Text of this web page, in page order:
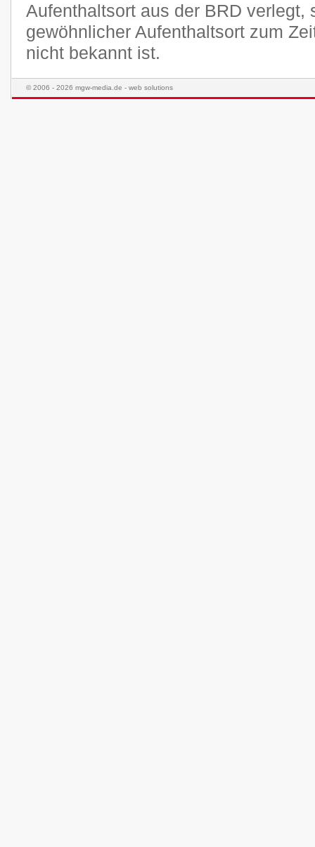
Aufenthaltsort aus der BRD verlegt,
gewöhnlicher Aufenthaltsort zum
nicht bekannt ist.
© 2006 - 2026 mgw-media.de - web solutions